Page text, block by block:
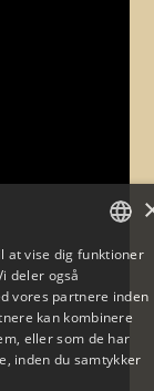
DANISH
at vise dig funktioner
deler også
vores partnere inden
kan kombinere
eller som de har
inden du samtykker